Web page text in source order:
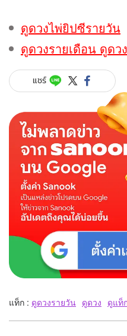
ดูดวงไพ่ยิปซีรายวัน
ดูดวงรายเดือน ดูด
แชร์
แท็ก : ดูดวงรายวัน ดูดวง ดูแท็